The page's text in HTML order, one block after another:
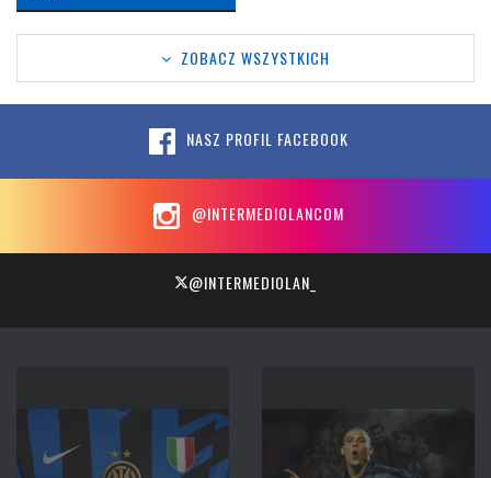
ZOBACZ WSZYSTKICH
NASZ PROFIL FACEBOOK
@INTERMEDIOLANCOM
@INTERMEDIOLAN_